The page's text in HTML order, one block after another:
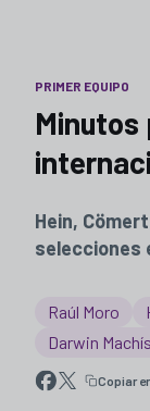
PRIMER EQUIPO
Minutos
Hein,
selecciones
Raúl Moro
Darwin Machís
Copiar